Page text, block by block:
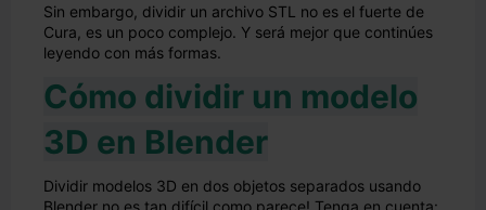
Sin embargo, dividir un archivo STL no es el fuerte de
Cura, es un poco complejo. Y será mejor que continúes
leyendo con más formas.
Cómo dividir un modelo
3D en Blender
Dividir modelos 3D en dos objetos separados usando
Blender no es tan difícil como parece! Tenga en cuenta: